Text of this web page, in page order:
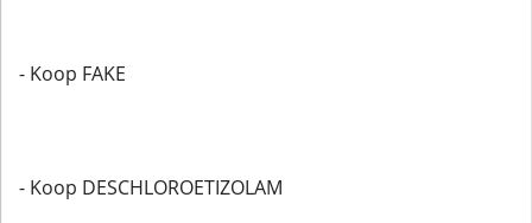
- Koop FAKE
- Koop DESCHLOROETIZOLAM